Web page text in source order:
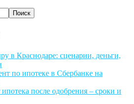
Поиск
в Краснодаре: сценарии, деньги,
по ипотеке в Сбербанке на
ипотека после одобрения – сроки и